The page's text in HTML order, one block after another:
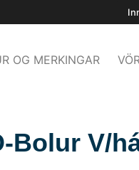
OG MERKINGAR
Bolur V/